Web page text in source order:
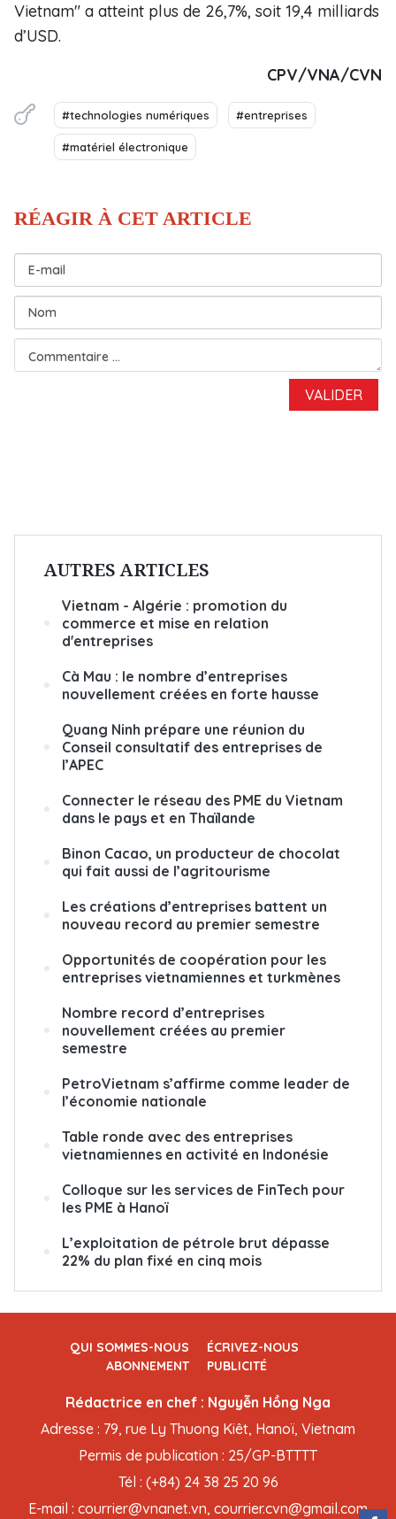
Vietnam" a atteint plus de 26,7%, soit 19,4 milliards
d’USD.
CPV/VNA/CVN
#technologies numériques #entreprises
#matériel électronique
AUTRES ARTICLES
Vietnam - Algérie : promotion du
commerce et mise en relation
d'entreprises
Cà Mau : le nombre d’entreprises
nouvellement créées en forte hausse
Quang Ninh prépare une réunion du
Conseil consultatif des entreprises de
l’APEC
Connecter le réseau des PME du Vietnam
dans le pays et en Thaïlande
Binon Cacao, un producteur de chocolat
qui fait aussi de l’agritourisme
Les créations d’entreprises battent un
nouveau record au premier semestre
Opportunités de coopération pour les
entreprises vietnamiennes et turkmènes
Nombre record d’entreprises
nouvellement créées au premier
semestre
PetroVietnam s’affirme comme leader de
l’économie nationale
Table ronde avec des entreprises
vietnamiennes en activité en Indonésie
Colloque sur les services de FinTech pour
les PME à Hanoï
L’exploitation de pétrole brut dépasse
22% du plan fixé en cinq mois
QUI SOMMES-NOUS
ÉCRIVEZ-NOUS
ABONNEMENT
PUBLICITÉ
Rédactrice en chef : Nguyễn Hồng Nga
Adresse : 79, rue Ly Thuong Kiêt, Hanoï, Vietnam
Permis de publication : 25/GP-BTTTT
Tél : (+84) 24 38 25 20 96
E-mail : courrier@vnanet.vn, courrier.cvn@gmail.com